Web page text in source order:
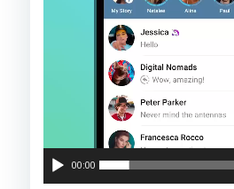
00:00